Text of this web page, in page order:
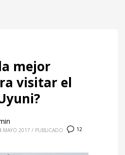
mejor
visitar el
12
MAYO 2017 / PUBLICADO